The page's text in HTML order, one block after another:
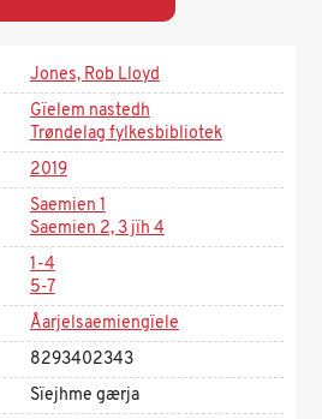
Jones, Rob Lloyd
Gïelem nastedh
Trøndelag fylkesbibliotek
2019
Saemien 1
Saemien 2, 3 jïh 4
1-4
5-7
Åarjelsaemiengïele
8293402343
Sïejhme gærja